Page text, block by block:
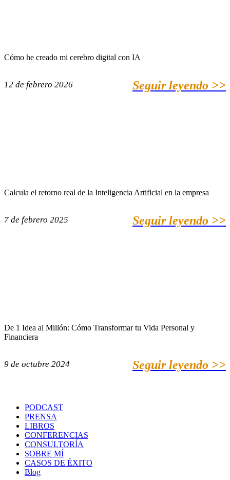
Cómo he creado mi cerebro digital con IA
12 de febrero 2026 Seguir leyendo >>
Calcula el retorno real de la Inteligencia Artificial en la empresa
7 de febrero 2025 Seguir leyendo >>
De 1 Idea al Millón: Cómo Transformar tu Vida Personal y
Financiera
9 de octubre 2024 Seguir leyendo >>
PODCAST
PRENSA
LIBROS
CONFERENCIAS
CONSULTORÍA
SOBRE MÍ
CASOS DE ÉXITO
Blog